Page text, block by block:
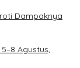
Dampaknya
Agustus,